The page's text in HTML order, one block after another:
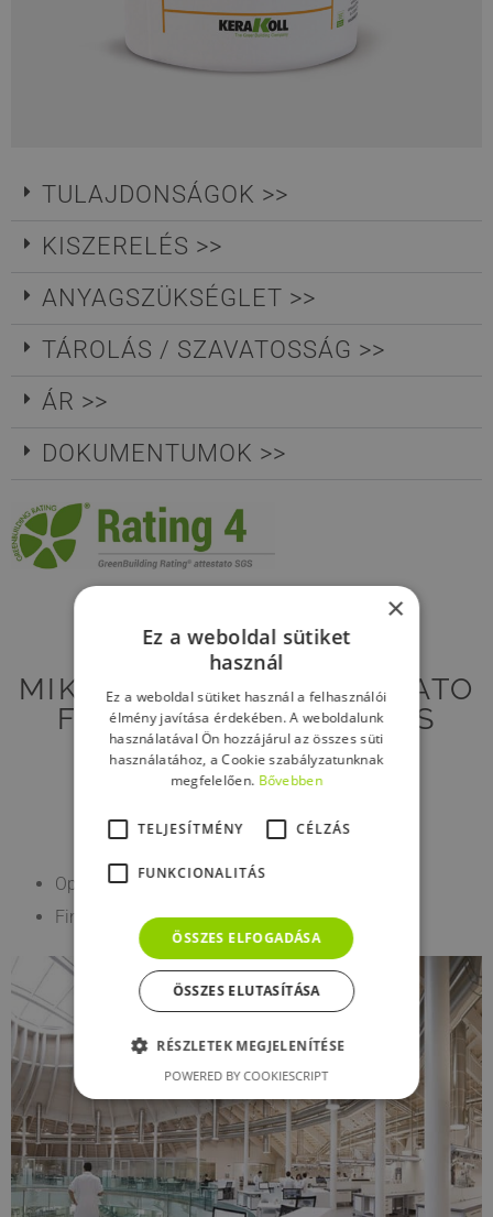
TULAJDONSÁGOK >>
KISZERELÉS >>
ANYAGSZÜKSÉGLET >>
TÁROLÁS / SZAVATOSSÁG >>
ÁR >>
DOKUMENTUMOK >>
MIK A BIOCALCE® SILICATO
FONDO FINO ELŐNYÖS
TULAJDONÁGAI?
Optimális repedés áthidalás
Finomszemcsés hatás
×
Ez a weboldal sütiket
használ
Ez a weboldal sütiket használ a felhasználói
élmény javítása érdekében. A weboldalunk
használatával Ön hozzájárul az összes süti
használatához, a Cookie szabályzatunknak
megfelelően. Bővebben
TELJESÍTMÉNY CÉLZÁS
FUNKCIONALITÁS
ÖSSZES ELFOGADÁSA
ÖSSZES ELUTASÍTÁSA
RÉSZLETEK MEGJELENÍTÉSE
POWERED BY COOKIESCRIPT